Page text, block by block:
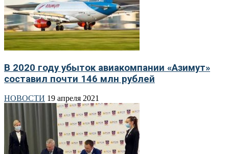
В 2020 году убыток авиакомпании «Азимут»
составил почти 146 млн рублей
НОВОСТИ 19 апреля 2021